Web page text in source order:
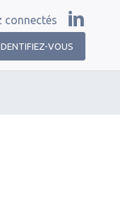
connectés
VOUS